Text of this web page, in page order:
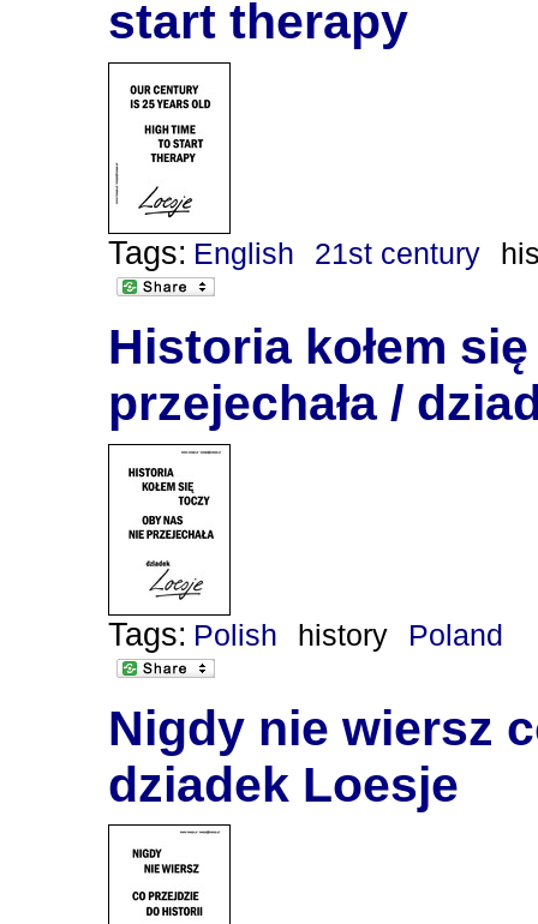
start therapy
Tags: English 21st century
Historia kołem
przejechała /
Tags: Polish history Poland
Nigdy nie wiersz
dziadek Loesje